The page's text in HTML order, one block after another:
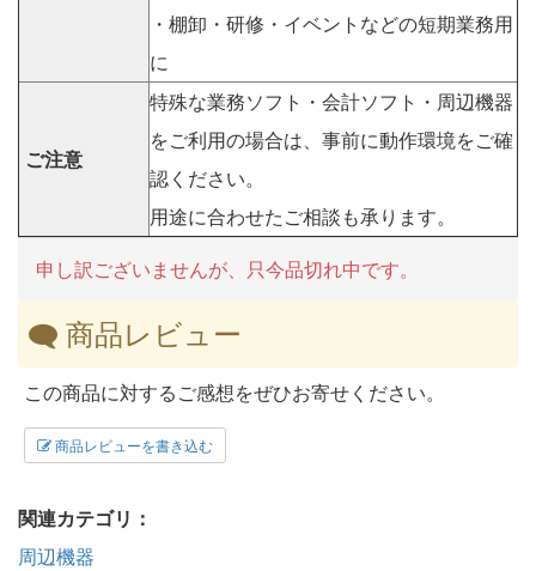
・棚卸・研修・イベントなどの短期業務用
に
ご注意
特殊な業務ソフト・会計ソフト・周辺機器
をご利用の場合は、事前に動作環境をご確
認ください。
用途に合わせたご相談も承ります。
申し訳ございませんが、只今品切れ中です。
商品レビュー
この商品に対するご感想をぜひお寄せください。
商品レビューを書き込む
関連カテゴリ：
周辺機器